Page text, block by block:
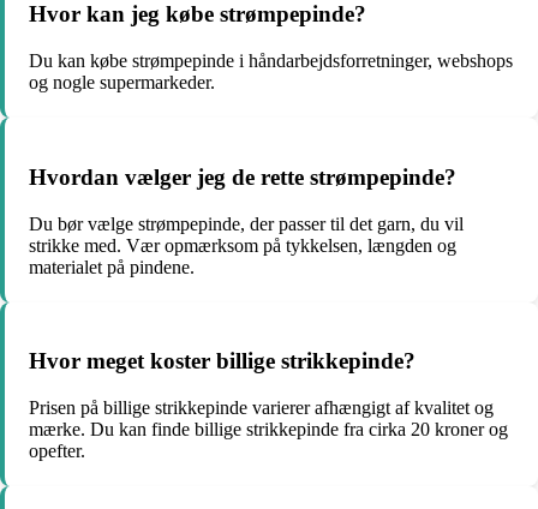
Hvor kan jeg købe strømpepinde?
Du kan købe strømpepinde i håndarbejdsforretninger, webshops
og nogle supermarkeder.
Hvordan vælger jeg de rette strømpepinde?
Du bør vælge strømpepinde, der passer til det garn, du vil
strikke med. Vær opmærksom på tykkelsen, længden og
materialet på pindene.
Hvor meget koster billige strikkepinde?
Prisen på billige strikkepinde varierer afhængigt af kvalitet og
mærke. Du kan finde billige strikkepinde fra cirka 20 kroner og
opefter.